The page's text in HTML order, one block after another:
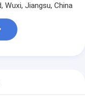
Jiangsu, China